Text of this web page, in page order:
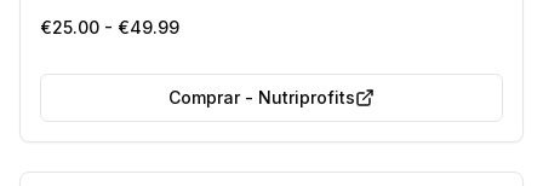
acumulación de lípidos y promueve una prolongada
€25.00 - €49.99
Comprar- Nutriprofits